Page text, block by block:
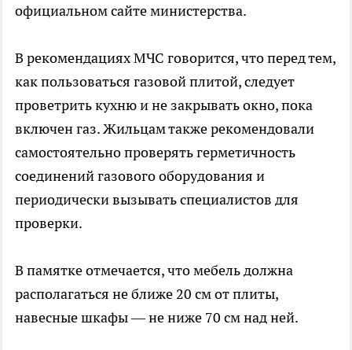
официальном сайте министерства.
В рекомендациях МЧС говорится, что перед тем,
как пользоваться газовой плитой, следует
проветрить кухню и не закрывать окно, пока
включен газ. Жильцам также рекомендовали
самостоятельно проверять герметичность
соединений газового оборудования и
периодически вызывать специалистов для
проверки.
В памятке отмечается, что мебель должна
располагаться не ближе 20 см от плиты,
навесные шкафы — не ниже 70 см над ней.